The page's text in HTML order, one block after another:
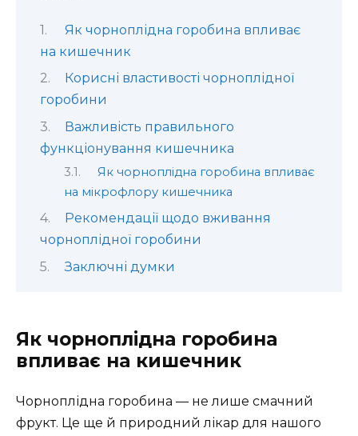
Як чорноплідна горобина впливає
на кишечник
Корисні властивості чорноплідної
горобини
Важливість правильного
функціонування кишечника
Як чорноплідна горобина впливає
на мікрофлору кишечника
Рекомендації щодо вживання
чорноплідної горобини
Заключні думки
Як чорноплідна горобина
впливає на кишечник
Чорноплідна горобина — не лише смачний
фрукт. Це ще й природний лікар для нашого